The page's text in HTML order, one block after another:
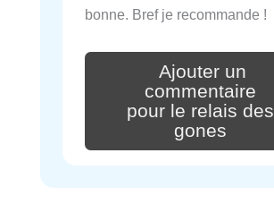
bonne. Bref je recommande !
Ajouter un
commentaire
pour le relais des
gones